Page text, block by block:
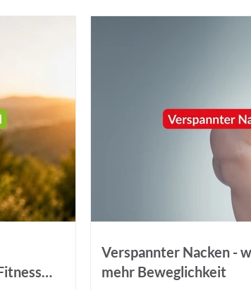
Verspannter Nacken -
mehr Beweglichkeit